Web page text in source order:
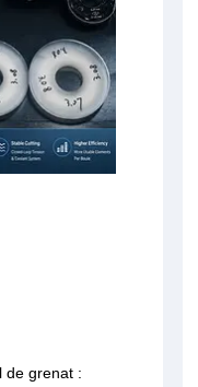
de grenat :